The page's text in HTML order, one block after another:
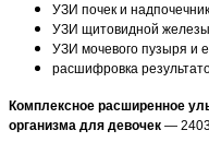
УЗИ почек и
УЗИ щитовидной
УЗИ мочевого пузыря и
расшифровка
Комплексное расширенное
организма для девочек —